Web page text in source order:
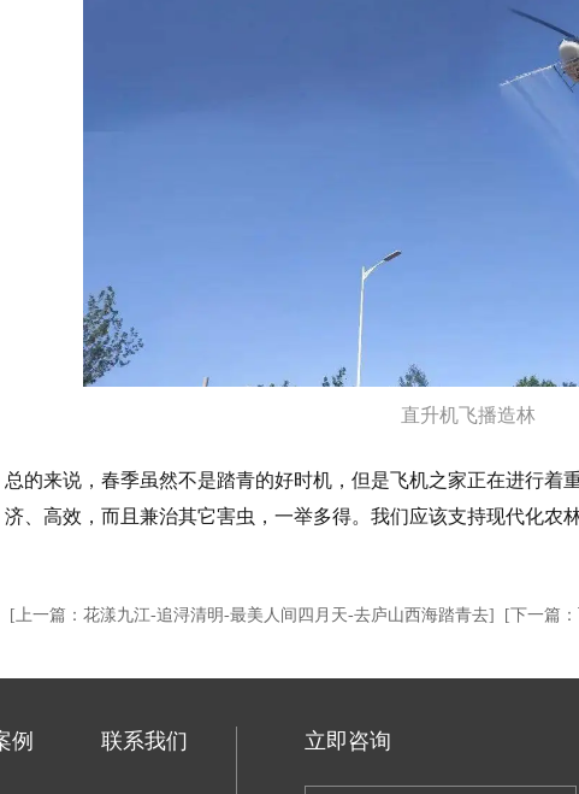
直升机飞播造林
总的来说，春季虽然不是踏青的好时机，但是飞机之家正在进行着
济、高效，而且兼治其它害虫，一举多得。我们应该支持现代化农
[上一篇：花漾九江-追浔清明-最美人间四月天-去庐山西海踏青去] [下一篇
例 联系我们 立即咨询